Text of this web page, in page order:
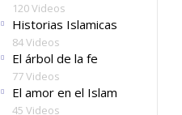
120 Videos
Historias Islamicas
84 Videos
El árbol de la fe
77 Videos
El amor en el Islam
45 Videos